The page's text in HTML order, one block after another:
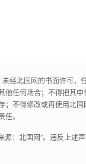
经北国网的书面许可，
他任何场合；不得把其
；不得修改或再使用北
任。
：北国网”。违反上述